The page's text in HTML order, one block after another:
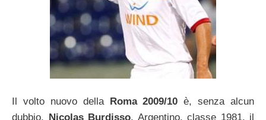
Il volto nuovo della Roma 2009/10 è, senza alcun
dubbio,
Nicolas Burdisso. Argentino, classe 1981, il